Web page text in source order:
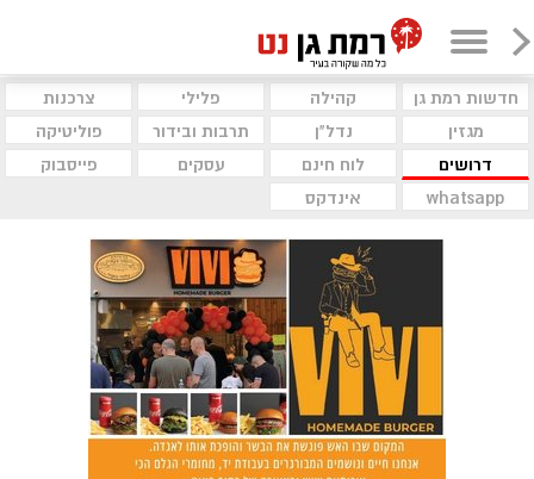
חדשות רמת גן קהילה פלילי
צרכנות
מגזין
נדל"ן תרבות ובידור
פוליטיקה
דרושים
לוח חינם עסקים
פייסבוק
whatsapp
אינדקס